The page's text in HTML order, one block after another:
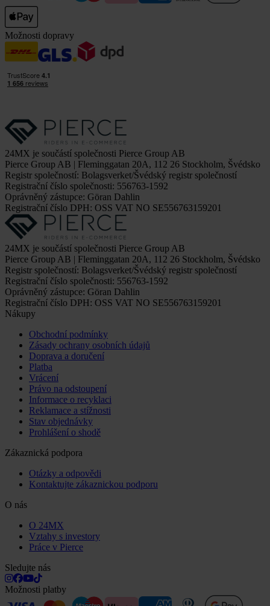
Možnosti dopravy
24MX je součástí společnosti Pierce Group AB
Pierce Group AB | Fleminggatan 20A, 112 26 Stockholm, Švédsko
Registr společností: Bolagsverket/Švédský registr společností
Registrační číslo společnosti: 556763-1592
Oprávněný zástupce: Göran Dahlin
Registrační číslo DPH: OSS VAT NO SE556763159201
24MX je součástí společnosti Pierce Group AB
Pierce Group AB | Fleminggatan 20A, 112 26 Stockholm, Švédsko
Registr společností: Bolagsverket/Švédský registr společností
Registrační číslo společnosti: 556763-1592
Oprávněný zástupce: Göran Dahlin
Registrační číslo DPH: OSS VAT NO SE556763159201
Nákupy
Obchodní podmínky
Zásady ochrany osobních údajů
Doprava a doručení
Platba
Vrácení
Právo na odstoupení
Informace o recyklaci
Reklamace a stížnosti
Stav objednávky
Prohlášení o shodě
Zákaznická podpora
Otázky a odpovědi
Kontaktujte zákaznickou podporu
O nás
O 24MX
Vztahy s investory
Práce v Pierce
Sledujte nás
Možnosti platby